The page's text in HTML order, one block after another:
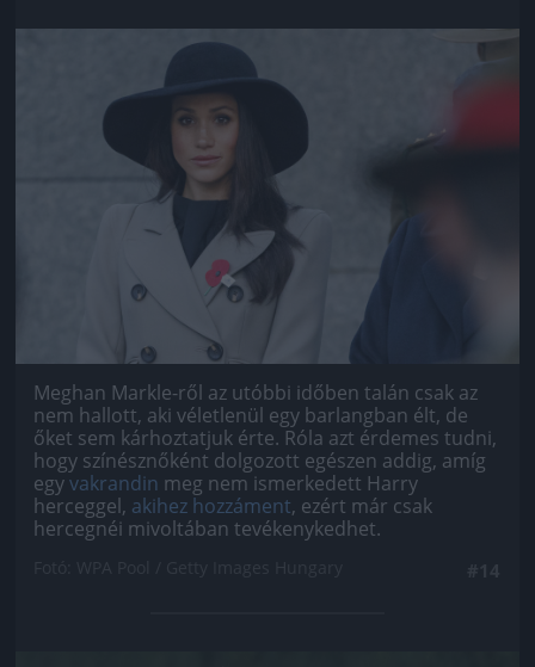
Jön még kép!
Meghan Markle-ről az utóbbi időben talán csak az
nem hallott, aki véletlenül egy barlangban élt, de
őket sem kárhoztatjuk érte. Róla azt érdemes tudni,
hogy színésznőként dolgozott egészen addig, amíg
egyvakrandin meg nem ismerkedett Harry
herceggel, akihez hozzáment, ezért már csak
hercegnéi mivoltában tevékenykedhet.